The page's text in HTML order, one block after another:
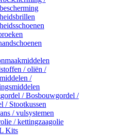
/ oliën /
/
/ Bosbouwgordel /
/ Stootkussen
/ vulsystemen
/ kettingzaagolie
Kits